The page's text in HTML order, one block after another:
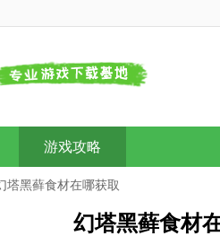
游戏攻略
塔黑藓食材在哪获取
幻塔黑藓食材